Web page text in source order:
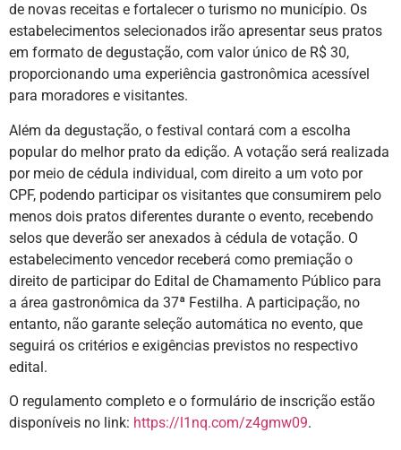
de novas receitas e fortalecer o turismo no município. Os
estabelecimentos selecionados irão apresentar seus pratos
em formato de degustação, com valor único de R$ 30,
proporcionando uma experiência gastronômica acessível
para moradores e visitantes.
Além da degustação, o festival contará com a escolha
popular do melhor prato da edição. A votação será realizada
por meio de cédula individual, com direito a um voto por
CPF, podendo participar os visitantes que consumirem pelo
menos dois pratos diferentes durante o evento, recebendo
selos que deverão ser anexados à cédula de votação. O
estabelecimento vencedor receberá como premiação o
direito de participar do Edital de Chamamento Público para
a área gastronômica da 37ª Festilha. A participação, no
entanto, não garante seleção automática no evento, que
seguirá os critérios e exigências previstos no respectivo
edital.
O regulamento completo e o formulário de inscrição estão
disponíveis no link: https://l1nq.com/z4gmw09.